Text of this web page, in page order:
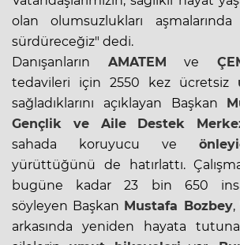
olan olumsuzlukları
sürdüreceğiz" dedi.
Danışanların AMATEM ve
tedavileri için 2550 kez ücretsiz
sağladıklarını açıklayan Başkan
Gençlik ve Aile Destek
sahada koruyucu ve
yürüttüğünü de hatırlattı.
bugüne kadar 23 bin 650
söyleyen Başkan Mustafa Bozbey,
arkasında yeniden hayata